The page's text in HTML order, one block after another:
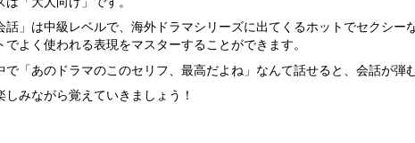
話」は中級レベルで、海外ドラマシリーズに出てくるホットでセクシー
よく使われる表現をマスターすることができます。
「あのドラマのこのセリフ、最高だよね」なんて話せると、会話が弾
みながら覚えていきましょう！